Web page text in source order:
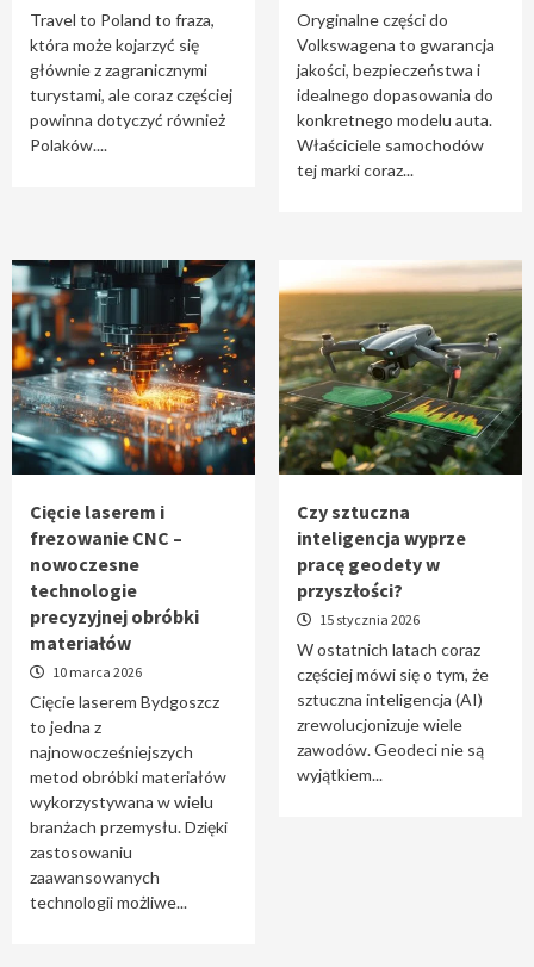
2
Oryginalne części do Volkswagena –
dlaczego warto je wybierać?
Cięcie laserem i frezowanie CNC –
4
Czy sztuczna inteligencja wyprze pracę
geodety w przyszłości?
5
Tworzenie aplikacji internetowych – jak
powstają nowoczesne rozwiązania cyfrowe
Travel to Poland to fraza,
która może kojarzyć się
głównie z zagranicznymi
turystami, ale coraz częściej
powinna dotyczyć również
Polaków....
Oryginalne części do
Volkswagena to gwarancja
jakości, bezpieczeństwa i
idealnego dopasowania do
konkretnego modelu auta.
Właściciele samochodów
tej marki coraz...
Cięcie laserem i
frezowanie CNC –
nowoczesne
technologie
precyzyjnej obróbki
materiałów
10 marca 2026
Cięcie laserem Bydgoszcz
to jedna z
najnowocześniejszych
metod obróbki materiałów
wykorzystywana w wielu
branżach przemysłu. Dzięki
zastosowaniu
zaawansowanych
technologii możliwe...
Czy sztuczna
inteligencja wyprze
pracę geodety w
przyszłości?
15 stycznia 2026
W ostatnich latach coraz
częściej mówi się o tym, że
sztuczna inteligencja (AI)
zrewolucjonizuje wiele
zawodów. Geodeci nie są
wyjątkiem...